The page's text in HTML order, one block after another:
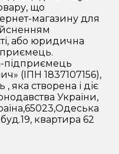
що
магазину для
або юридична
підприємець
(ІПН 1837107156),
яка створена і діє
України,
квартира 62